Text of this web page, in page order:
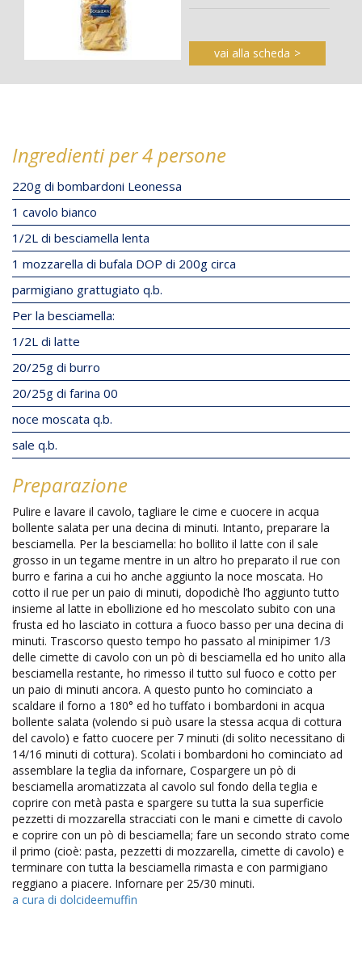
vai alla scheda
Ingredienti per 4 persone
220g di bombardoni Leonessa
1 cavolo bianco
1/2L di besciamella lenta
1 mozzarella di bufala DOP di 200g circa
parmigiano grattugiato q.b.
Per la besciamella:
1/2L di latte
20/25g di burro
20/25g di farina 00
noce moscata q.b.
sale q.b.
Preparazione
Pulire e lavare il cavolo, tagliare le cime e cuocere in acqua
bollente salata per una decina di minuti. Intanto, preparare la
besciamella. Per la besciamella: ho bollito il latte con il sale
grosso in un tegame mentre in un altro ho preparato il rue con
burro e farina a cui ho anche aggiunto la noce moscata. Ho
cotto il rue per un paio di minuti, dopodichè l’ho aggiunto tutto
insieme al latte in ebollizione ed ho mescolato subito con una
frusta ed ho lasciato in cottura a fuoco basso per una decina di
minuti. Trascorso questo tempo ho passato al minipimer 1/3
delle cimette di cavolo con un pò di besciamella ed ho unito alla
besciamella restante, ho rimesso il tutto sul fuoco e cotto per
un paio di minuti ancora. A questo punto ho cominciato a
scaldare il forno a 180° ed ho tuffato i bombardoni in acqua
bollente salata (volendo si può usare la stessa acqua di cottura
del cavolo) e fatto cuocere per 7 minuti (di solito necessitano di
14/16 minuti di cottura). Scolati i bombardoni ho cominciato ad
assemblare la teglia da infornare, Cospargere un pò di
besciamella aromatizzata al cavolo sul fondo della teglia e
coprire con metà pasta e spargere su tutta la sua superficie
pezzetti di mozzarella stracciati con le mani e cimette di cavolo
e coprire con un pò di besciamella; fare un secondo strato come
il primo (cioè: pasta, pezzetti di mozzarella, cimette di cavolo) e
terminare con tutta la besciamella rimasta e con parmigiano
reggiano a piacere. Infornare per 25/30 minuti.
a cura di dolcideemuffin